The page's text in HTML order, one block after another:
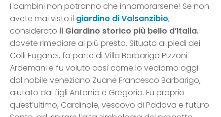
I bambini non potranno che innamorarsene! Se non
avete mai visto il giardino di Valsanzibio,
considerato il Giardino storico più bello d’Italia,
dovete rimediare al più presto. Situato ai piedi dei
Colli Euganei, fa parte di Villa Barbarigo Pizzoni
Ardemani e fu voluto così come lo vediamo oggi
dal nobile veneziano Zuane Francesco Barbarigo,
aiutato dai figli Antonio e Gregorio. Fu proprio
quest’ultimo, Cardinale, vescovo di Padova e futuro